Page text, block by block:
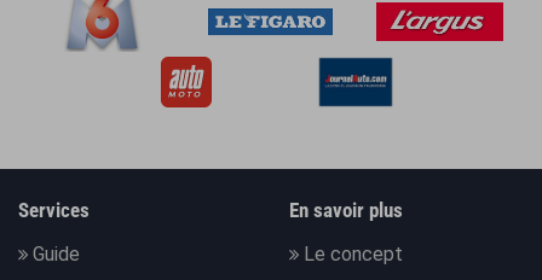
Services
Guide
En savoir plus
Le concept